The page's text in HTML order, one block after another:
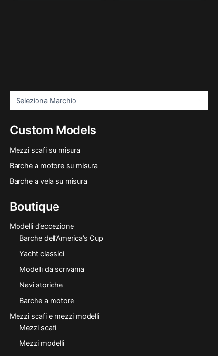
Custom Models
Mezzi scafi su misura
Barche a motore su misura
Barche a vela su misura
Boutique
Modelli d’eccezione
Barche dell’America’s Cup
Yacht classici
Modelli da scrivania
Navi storiche
Barche a motore
Mezzi scafi e mezzi modelli
Mezzi scafi
Mezzi modelli